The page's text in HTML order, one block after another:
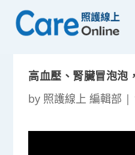
高血壓、腎臟冒泡泡
by 照護線上 編輯部 |